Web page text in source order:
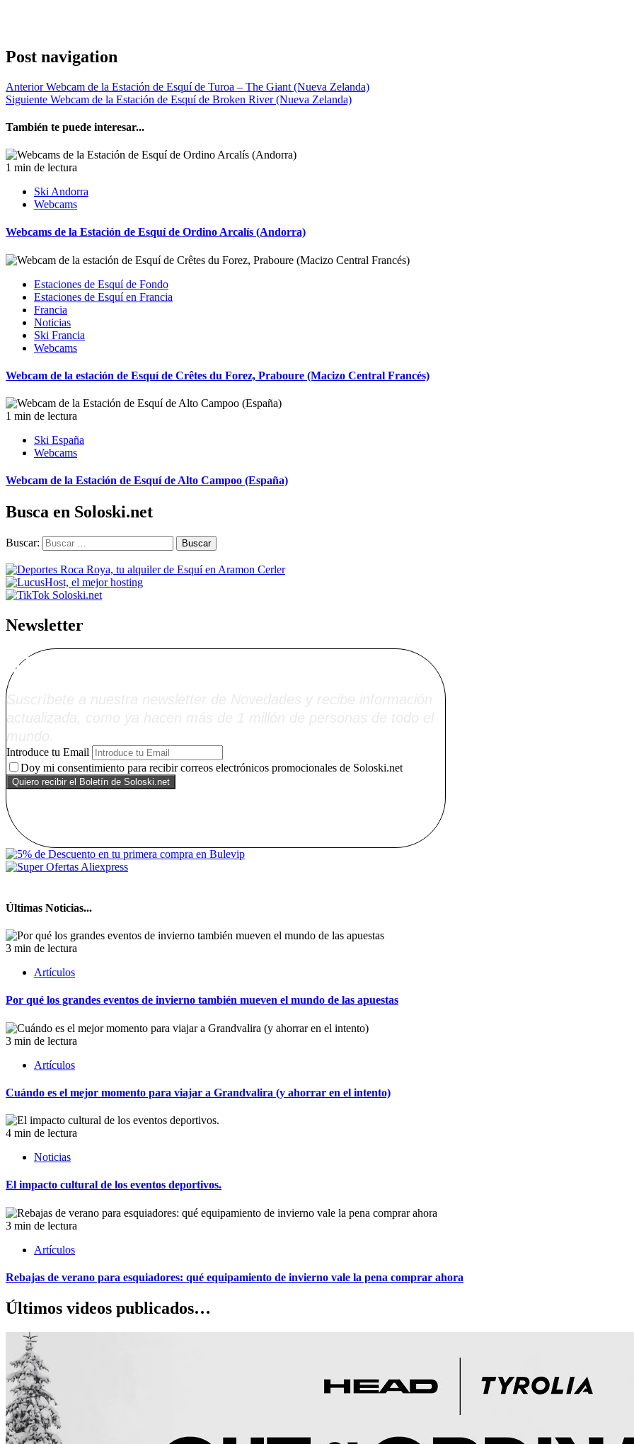
Post navigation
AnteriorWebcam de la Estación de Esquí de Turoa – The Giant (Nueva Zelanda)
Siguiente Webcam de la Estación de Esquí de Broken River (Nueva Zelanda)
También te puede interesar...
1 min de lectura
Ski Andorra
Webcams
Webcams de la Estación de Esquí de Ordino Arcalís (Andorra)
Estaciones de Esquí de Fondo
Estaciones de Esquí en Francia
Francia
Noticias
Ski Francia
Webcams
Webcam de la estación de Esquí de Crêtes du Forez, Praboure (Macizo Central Francés)
1 min de lectura
Ski España
Webcams
Webcam de la Estación de Esquí de Alto Campoo (España)
Busca en Soloski.net
Buscar:
Newsletter
Alta Boletín Soloski.net
Suscríbete a nuestra newsletter de Novedades y recibe información
Introduce tu Email
Doy mi consentimiento para recibir correos electrónicos promocionales de Soloski.net
Últimas Noticias...
3 min de lectura
Artículos
Por qué los grandes eventos de invierno también mueven el mundo de las apuestas
3 min de lectura
Artículos
Cuándo es el mejor momento para viajar a Grandvalira (y ahorrar en el intento)
4 min de lectura
Noticias
El impacto cultural de los eventos deportivos.
3 min de lectura
Artículos
Rebajas de verano para esquiadores: qué equipamiento de invierno vale la pena comprar ahora
Últimos videos publicados…